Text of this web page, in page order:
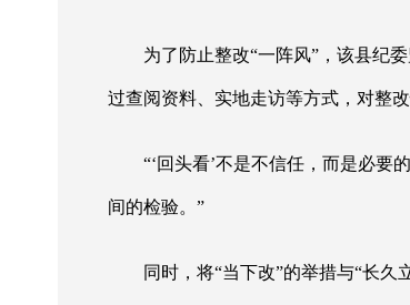
为了防止整改“一阵风”，该县纪
过查阅资料、实地走访等方式，对整
“‘回头看’不是不信任，而是必要
间的检验。”
同时，将“当下改”的举措与“长久